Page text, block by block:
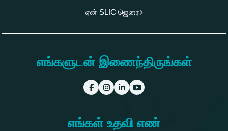
ஏன் SLIC ஜெனர
எங்களுடன் இணைந்திருங்கள்
எங்கள் உதவி எண்